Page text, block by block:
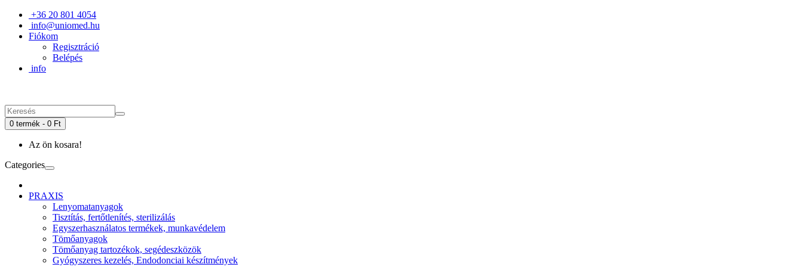
+36 20 801 4054
info@uniomed.hu
Fiókom
Regisztráció
Belépés
info
0 termék - 0 Ft
Az ön kosara!
Categories
PRAXIS
Lenyomatanyagok
Tisztítás, fertőtlenítés, sterilizálás
Egyszerhasználatos termékek, munkavédelem
Tömőanyagok
Tömőanyag tartozékok, segédeszközök
Gyógyszeres kezelés, Endodonciai készítmények